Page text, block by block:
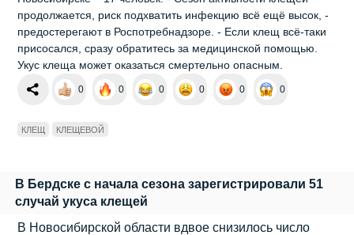
продолжается, риск подхватить инфекцию всё ещё высок, -
предостерегают в Роспотребнадзоре. - Если клещ всё‑таки
присосался, сразу обратитесь за медицинской помощью.
Укус клеща может оказаться смертельно опасным.
0 0 0 0 0 0
КЛЕЩ КЛЕЩЕВОЙ
В Бердске с начала сезона зарегистрировали 51
случай укуса клещей
В Новосибирской области вдвое снизилось число